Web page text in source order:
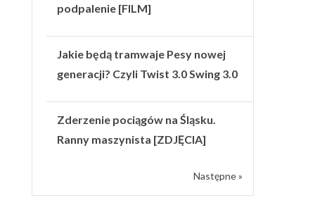
podpalenie [FILM]
Jakie będą tramwaje Pesy nowej
generacji? Czyli Twist 3.0 Swing 3.0
Zderzenie pociągów na Śląsku.
Ranny maszynista [ZDJĘCIA]
Następne »